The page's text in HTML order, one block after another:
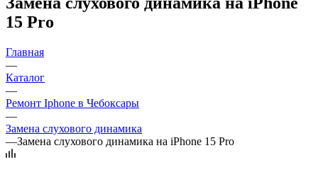
15 Pro
Главная
—
Каталог
—
Ремонт Iphone в Чебоксары
—
Замена слухового динамика
—Замена слухового динамика на iPhone 15 Pro